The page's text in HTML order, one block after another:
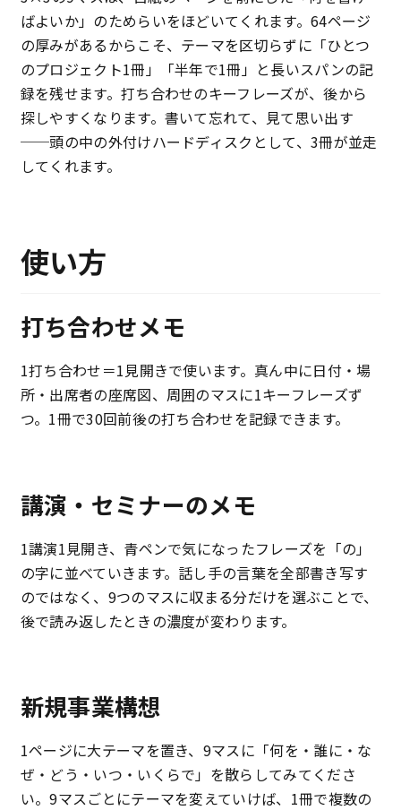
ばよいか」のためらいをほどいてくれます。64ページ
の厚みがあるからこそ、テーマを区切らずに「ひとつ
のプロジェクト1冊」「半年で1冊」と長いスパンの記
録を残せます。打ち合わせのキーフレーズが、後から
探しやすくなります。書いて忘れて、見て思い出す
──頭の中の外付けハードディスクとして、3冊が並走
してくれます。
使い方
打ち合わせメモ
1打ち合わせ＝1見開きで使います。真ん中に日付・場
所・出席者の座席図、周囲のマスに1キーフレーズず
つ。1冊で30回前後の打ち合わせを記録できます。
講演・セミナーのメモ
1講演1見開き、青ペンで気になったフレーズを「の」
の字に並べていきます。話し手の言葉を全部書き写す
のではなく、9つのマスに収まる分だけを選ぶことで、
後で読み返したときの濃度が変わります。
新規事業構想
1ページに大テーマを置き、9マスに「何を・誰に・な
ぜ・どう・いつ・いくらで」を散らしてみてくださ
い。9マスごとにテーマを変えていけば、1冊で複数の